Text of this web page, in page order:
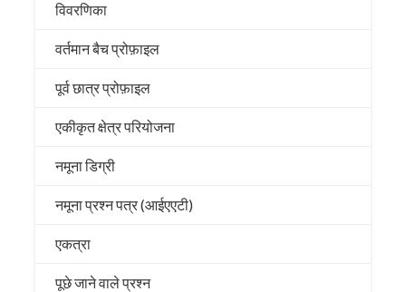
विवरणिका
वर्तमान बैच प्रोफ़ाइल
पूर्व छात्र प्रोफ़ाइल
एकीकृत क्षेत्र परियोजना
नमूना डिग्री
नमूना प्रश्न पत्र (आईएएटी)
एकत्रा
पूछे जाने वाले प्रश्न